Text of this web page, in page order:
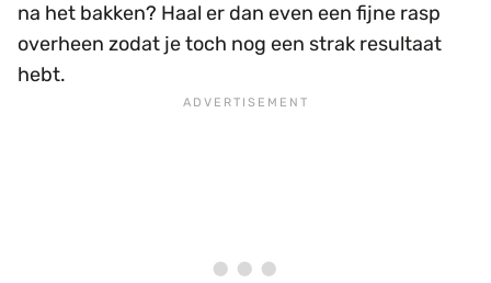
na het bakken? Haal er dan even een fijne rasp
overheen zodat je toch nog een strak resultaat
hebt.